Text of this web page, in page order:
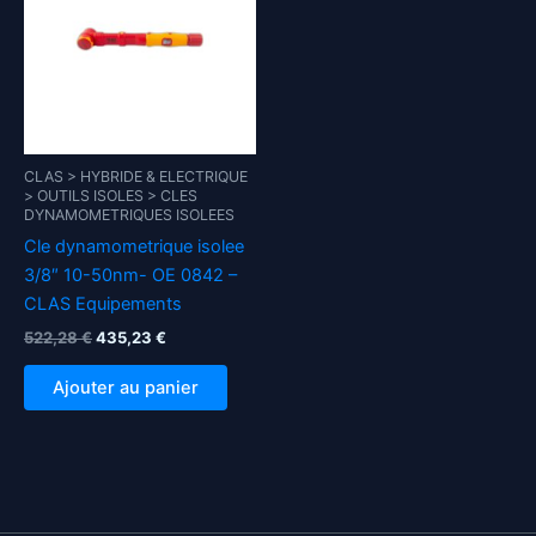
CLAS > HYBRIDE & ELECTRIQUE
> OUTILS ISOLES > CLES
DYNAMOMETRIQUES ISOLEES
Cle dynamometrique isolee
3/8″ 10-50nm- OE 0842 –
CLAS Equipements
522,28€Le
était :
435,23 €
actuel
est :
Ajouter au panier